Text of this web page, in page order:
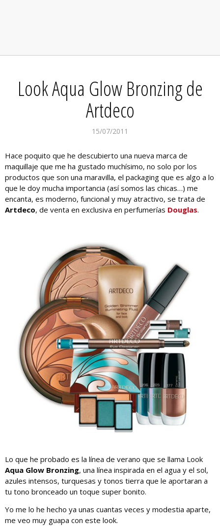
Look Aqua Glow Bronzing de
Artdeco
15/07/2011
Hace poquito que he descubierto una nueva marca de
maquillaje que me ha gustado muchísimo, no solo por los
productos que son una maravilla, el packaging que es algo a lo
que le doy mucha importancia (así somos las chicas…) me
encanta, es moderno, funcional y muy atractivo, se trata de
Artdeco, de venta en exclusiva en perfumerías Douglas.
Lo que he probado es la línea de verano que se llama Look
Aqua Glow Bronzing, una línea inspirada en el agua y el sol,
azules intensos, turquesas y tonos tierra que le aportaran a
tu tono bronceado un toque super bonito.
Yo me lo he hecho ya unas cuantas veces y modestia aparte,
me veo muy guapa con este look.